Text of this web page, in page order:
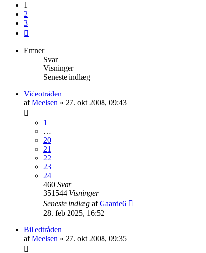
1
2
3
Emner
Svar
Visninger
Seneste indlæg
Videotråden
afMeelsen » 27. okt 2008, 09:43
1
…
20
21
22
23
24
460 Svar
351544 Visninger
Seneste indlæg afGaarde6
28. feb 2025, 16:52
Billedtråden
afMeelsen » 27. okt 2008, 09:35